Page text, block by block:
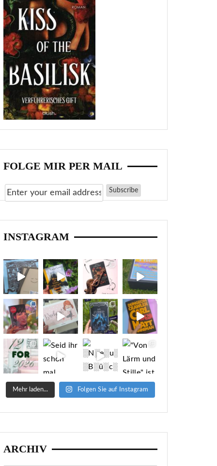
FOLGE MIR PER MAIL
INSTAGRAM
Mehr laden... Folgen Sie auf Instagram
ARCHIV